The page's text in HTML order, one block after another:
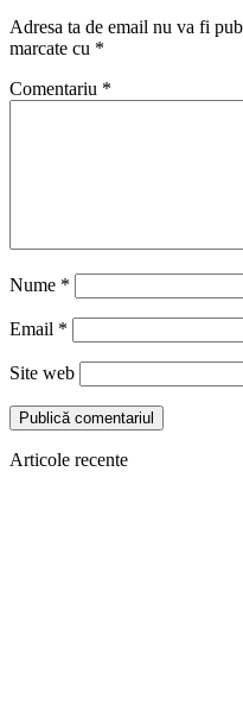
Adresa ta de email nu va fi
marcate cu *
Comentariu *
Nume *
Email *
Site web
Articole recente